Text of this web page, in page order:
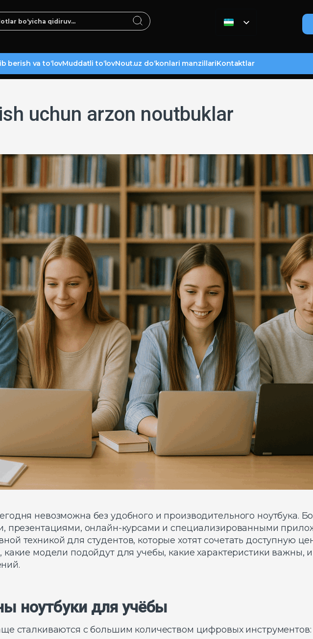
berish va to‘lovMuddatli to‘lovNout.uz do‘konlari manzillariKontaktlar
uchun arzon noutbuklar
невозможна без удобного и производительного ноутбука.
презентациями, онлайн-курсами и специализированными
техникой для студентов, которые хотят сочетать доступную
какие модели подойдут для учебы, какие характеристики важны,
ноутбуки для учёбы
сталкиваются с большим количеством цифровых инструментов: